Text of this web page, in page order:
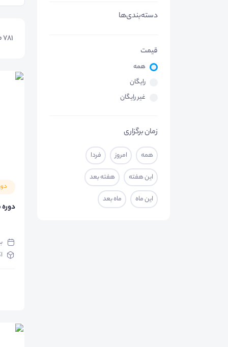
دسته‌بندی‌ها
قیمت
همه
رایگان
غیر رایگان
زمان برگزاری
همه امروز فردا
این هفته هفته بعد
این ماه ماه بعد
781